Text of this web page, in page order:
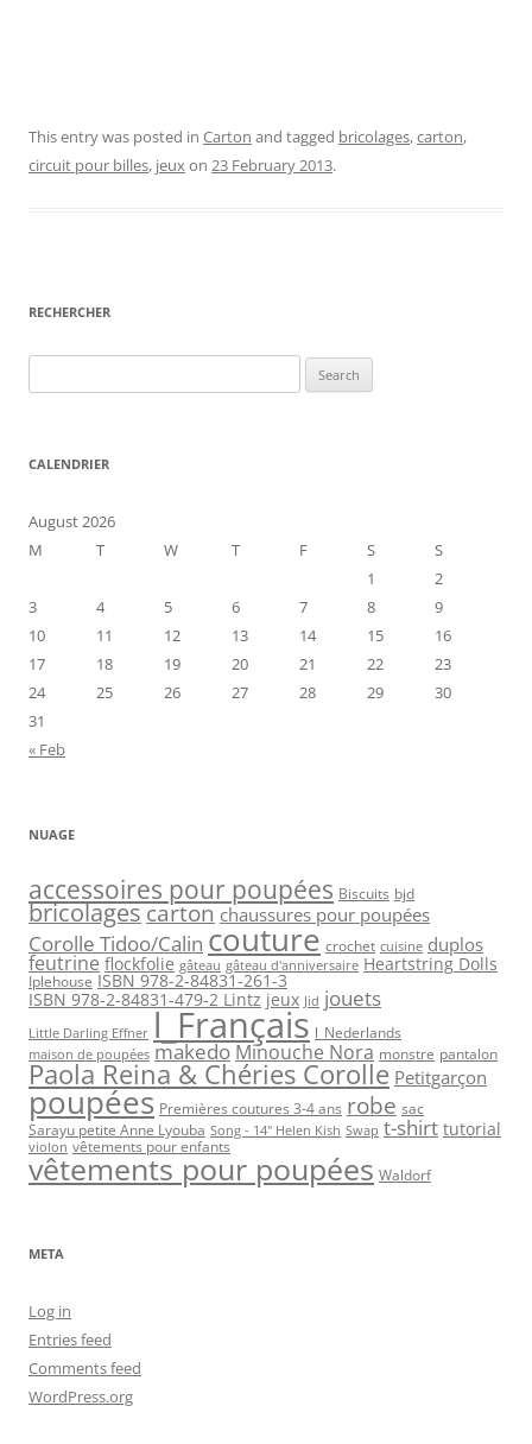
This entry was posted in Carton and tagged bricolages,carton,
circuit pour billes, jeuxon 23 February 2013.
RECHERCHER
for:
CALENDRIER
August 2026
M
T W T F S
S
1
2
3
4 5 6 7 8
9
10
11 12 13 14 15
16
17
18 19 20 21 22
23
24
25 26 27 28 29
30
31
« Feb
NUAGE
accessoires pour poupées Biscuits bjd
bricolagescarton chaussures pour poupées
Corolle Tidoo/Calin couture crochet cuisine duplos
feutrine flockfolie gâteau gâteau d'anniversaire Heartstring Dolls
Iplehouse ISBN 978-2-84831-261-3
ISBN 978-2-84831-479-2 Lintz jeux Jid jouets
Little Darling Effner l_Français l_Nederlands
maison de poupées makedo Minouche Nora monstre pantalon
Paola Reina & Chéries Corolle Petitgarçon
poupées Premières coutures 3-4 ans robe sac
Sarayu petite Anne Lyouba Song - 14" Helen Kish Swap t-shirt tutorial
violon vêtements pour enfants
vêtements pour poupées Waldorf
META
Log in
Entries feed
Comments feed
WordPress.org